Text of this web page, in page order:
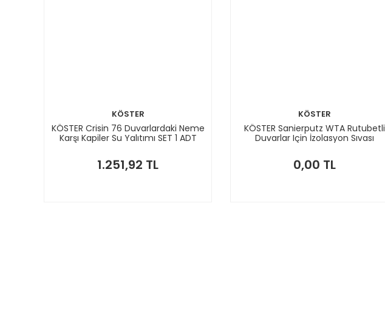
KÖSTER
KÖSTER Crisin 76 Duvarlardaki Neme
Karşı Kapiler Su Yalıtımı SET 1 ADT
1.251,92 TL
KÖSTER
KÖSTER Sanierputz WTA Rutubetli
Duvarlar Için İzolasyon Sıvası
0,00 TL